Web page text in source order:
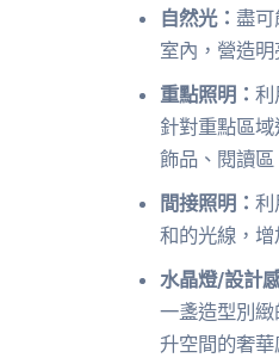
自然光： 盡可
室內，營造明
重點照明： 利
針對重點區
飾品、閱讀區
間接照明： 利
和的光線，增
水晶燈/設計
一盞造型別
升空間的奢華